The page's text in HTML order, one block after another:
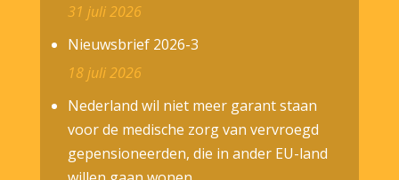
31 juli 2026
Nieuwsbrief 2026-3
18 juli 2026
Nederland wil niet meer garant staan
voor de medische zorg van vervroegd
gepensioneerden, die in ander EU-land